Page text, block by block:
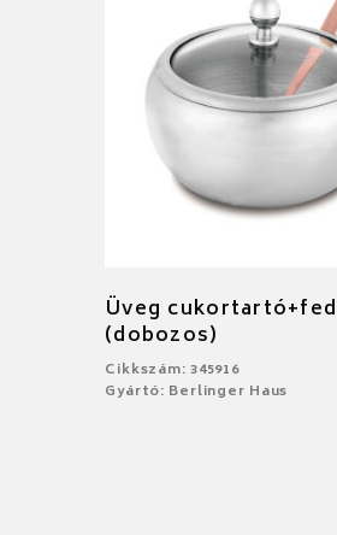
Üveg
(dobozos)
Cikkszám: 345916
Gyártó: Berlinger Haus